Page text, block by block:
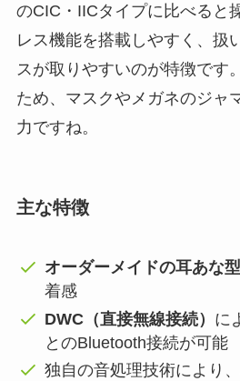
のCIC・IICタイプに比べると
レス機能を搭載しやすく、扱
スが取りやすいのが特徴です
ため、マスクやメガネのジャ
力ですね。
主な特徴
オーダーメイドの耳あな型
着感
DWC（直接無線接続） に
とのBluetooth接続が可能
独自の音処理技術により